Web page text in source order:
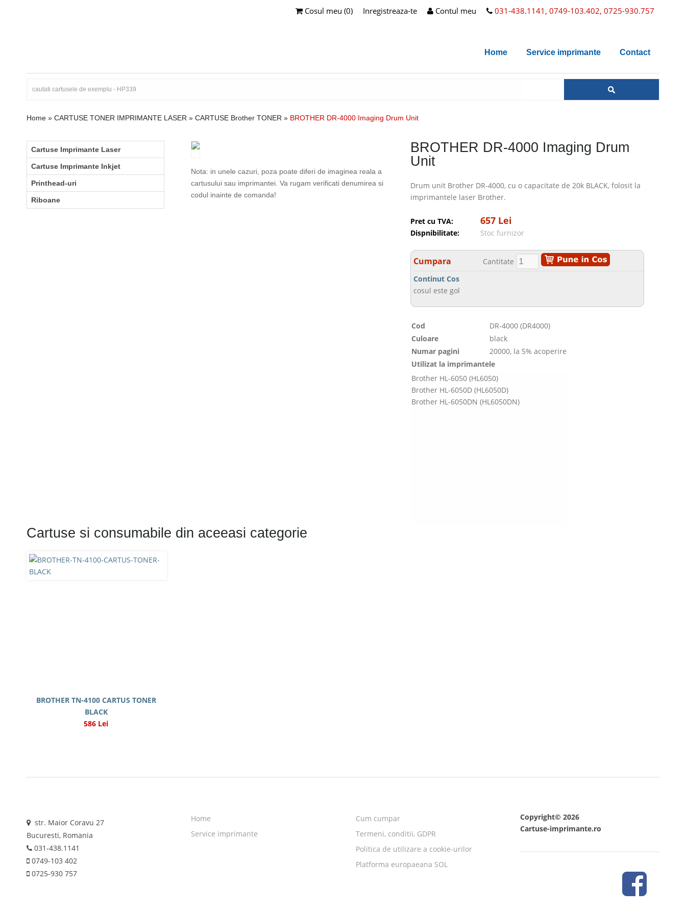
031-438.1141, 0749-103.402, 0725-930.757
Contul meu
Inregistreaza-te
Cosul meu (0)
Home Service imprimante Contact
Home » CARTUSE TONER IMPRIMANTE LASER » CARTUSE Brother TONER » BROTHER DR-4000 Imaging Drum Unit
Cartuse Imprimante Laser
Cartuse Imprimante Inkjet
Printhead-uri
Riboane
Nota: in unele cazuri, poza poate diferi de imaginea reala a
cartusului sau imprimantei. Va rugam verificati denumirea si
codul inainte de comanda!
BROTHER DR-4000 Imaging Drum
Unit
Drum unit Brother DR-4000, cu o capacitate de 20k BLACK, folosit la
imprimantele laser Brother.
Pret cu TVA: 657 Lei
Dispnibilitate: Stoc furnizor
Cumpara
Cantitate
Continut Cos
cosul este gol
Cod
DR-4000 (DR4000)
Culoare
black
Numar pagini
20000, la 5% acoperire
Utilizat la imprimantele
Brother HL-6050 (HL6050)
Brother HL-6050D (HL6050D)
Brother HL-6050DN (HL6050DN)
Cartuse si consumabile din aceeasi categorie
BROTHER TN-4100 CARTUS TONER
BLACK
586 Lei
str. Maior Coravu 27
Bucuresti, Romania
031-438.1141
0749-103 402
0725-930 757
Home
Service imprimante
Cum cumpar
Termeni, conditii, GDPR
Politica de utilizare a cookie-urilor
Platforma europaeana SOL
Copyright© 2026
Cartuse-imprimante.ro